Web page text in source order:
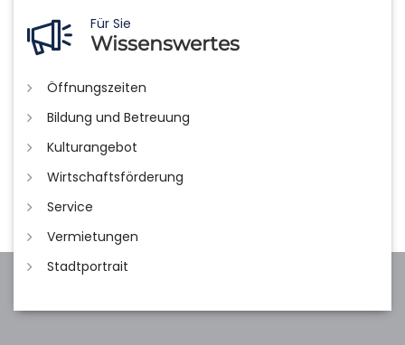
Für Sie
Wissenswertes
Öffnungszeiten
Bildung und Betreuung
Kulturangebot
Wirtschaftsförderung
Service
Vermietungen
Stadtportrait